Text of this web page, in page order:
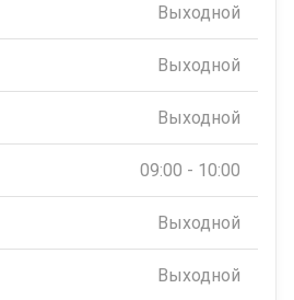
Выходной
Выходной
Выходной
09:00 - 10:00
Выходной
Выходной